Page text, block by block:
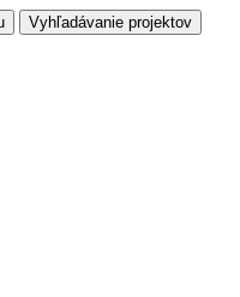
Vyhľadávanie projektov